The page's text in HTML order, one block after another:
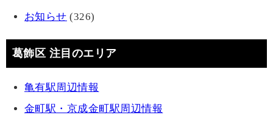
お知らせ (326)
葛飾区 注目のエリア
亀有駅周辺情報
金町駅・京成金町駅周辺情報